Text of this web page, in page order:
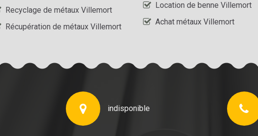
Recyclage de métaux Villemort
Récupération de métaux Villemort
Location de benne Villemort
Achat métaux Villemort
indisponible